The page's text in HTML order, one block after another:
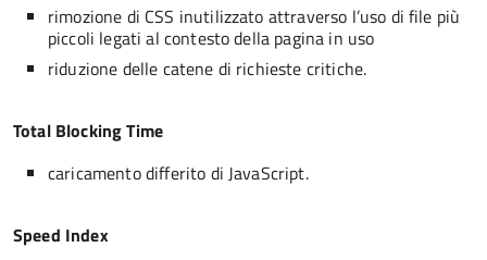
rimozione di CSS inutilizzato attraverso l’uso di file più
piccoli legati al contesto della pagina in uso
riduzione delle catene di richieste critiche.
Total Blocking Time
caricamento differito di JavaScript.
Speed Index